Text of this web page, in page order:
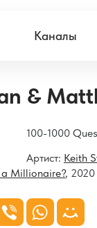
Каналы
&
100-1000
Артист: Keith
Millionaire?, 2020